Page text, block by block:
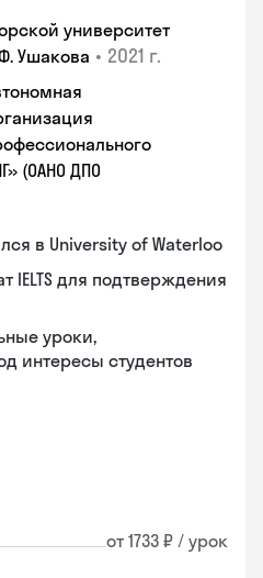
университет
Ушакова • 2021 г.
(ОАНО ДПО
в University of Waterloo
IELTS для подтверждения
уроки,
интересы студентов
от 1733 ₽ / урок